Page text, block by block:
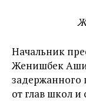
Начальник
Женишбек
задержанного
от глав школ и